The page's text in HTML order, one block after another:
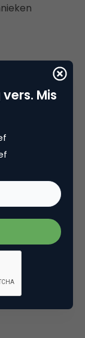
co-creatie,
intrinsieke
Voor
niet
het resultaat
een mooi
motivatoren
motivatie
hierop
motivatie
vaardigheid
naar voren
Mis